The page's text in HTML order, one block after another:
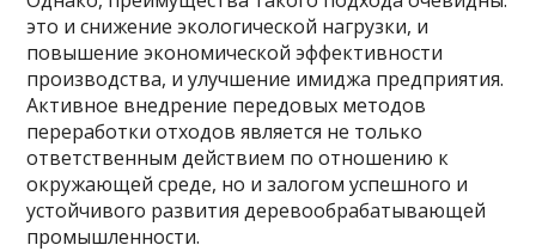
это и снижение экологической нагрузки, и
повышение экономической эффективности
производства, и улучшение имиджа предприятия.
Активное внедрение передовых методов
переработки отходов является не только
ответственным действием по отношению к
окружающей среде, но и залогом успешного и
устойчивого развития деревообрабатывающей
промышленности.